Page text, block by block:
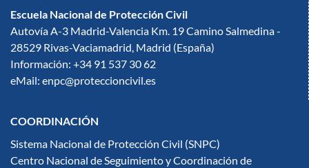
Escuela Nacional de Protección Civil
Autovía A-3 Madrid-Valencia Km. 19 Camino Salmedina -
28529 Rivas-Vaciamadrid, Madrid (España)
Información: +34 91 537 30 62
eMail: enpc@proteccioncivil.es
COORDINACIÓN
Sistema Nacional de Protección Civil (SNPC)
Centro Nacional de Seguimiento y Coordinación de